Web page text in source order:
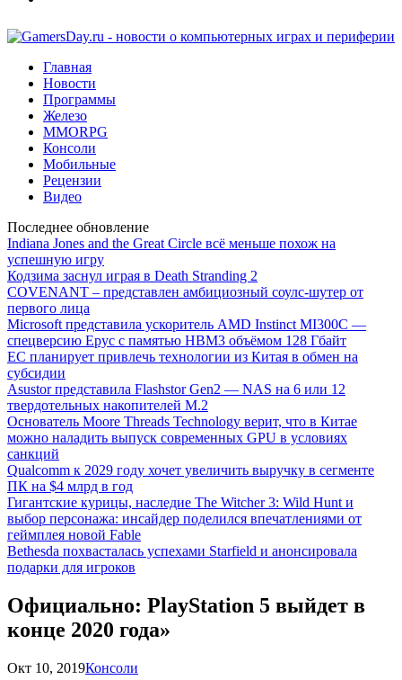
Главная
Новости
Программы
Железо
MMORPG
Консоли
Мобильные
Рецензии
Видео
Последнее обновление
Indiana Jones and the Great Circle всё меньше похож на
успешную игру
Кодзима заснул играя в Death Stranding 2
COVENANT – представлен амбициозный соулс-шутер от
первого лица
Microsoft представила ускоритель AMD Instinct MI300C —
спецверсию Epyc с памятью HBM3 объёмом 128 Гбайт
ЕС планирует привлечь технологии из Китая в обмен на
субсидии
Asustor представила Flashstor Gen2 — NAS на 6 или 12
твердотельных накопителей M.2
Основатель Moore Threads Technology верит, что в Китае
можно наладить выпуск современных GPU в условиях
санкций
Qualcomm к 2029 году хочет увеличить выручку в сегменте
ПК на $4 млрд в год
Гигантские курицы, наследие The Witcher 3: Wild Hunt и
выбор персонажа: инсайдер поделился впечатлениями от
геймплея новой Fable
Bethesda похвасталась успехами Starfield и анонсировала
подарки для игроков
Официально: PlayStation 5 выйдет в
конце 2020 года»
Окт 10, 2019Консоли